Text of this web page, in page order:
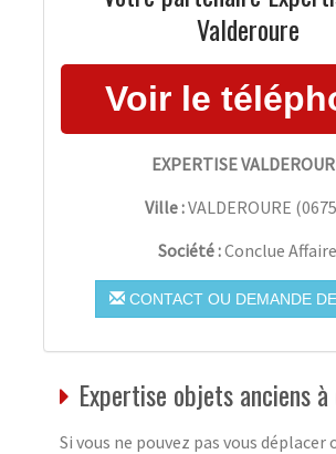
Valderoure
EXPERTISE
Ville :VALDEROURE (
Société :Conclue Affaire
CONTACT OU DEMANDE
Expertise objets anciens
Si vous ne pouvez pas vous déplacer